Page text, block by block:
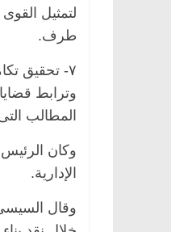
لتمثيل
طرف.
٧- تحقيق
وترابط
المطالب التى عبر
وكان
الإدارية.
وقال
ناس وناس
فاروق.. خبير